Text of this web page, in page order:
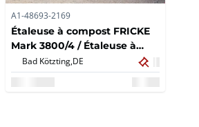
A1-48693-2169
Étaleuse à compost FRICKE
Mark 3800/4 / Étaleuse à
fumier
Bad Kötzting, DE